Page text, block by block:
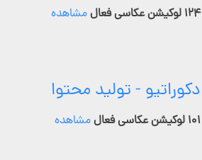
۱۲۴ لوکیشن عکاسی فعال مشاهده
دکوراتیو - تولید محتوا
۱۰۱ لوکیشن عکاسی فعال مشاهده